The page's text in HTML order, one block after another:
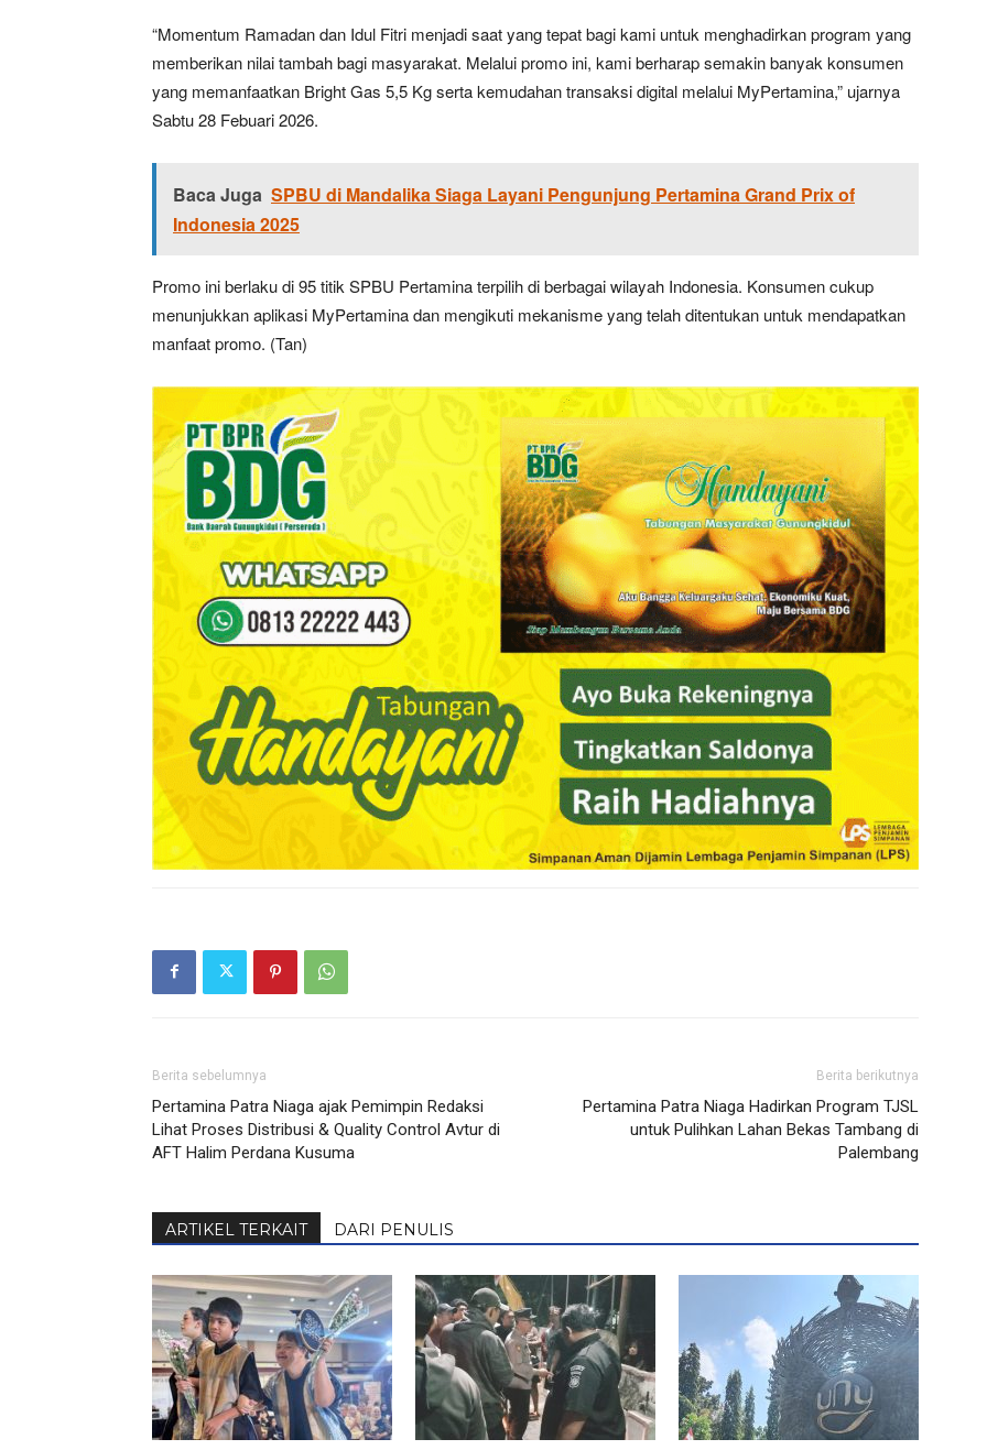
“Momentum Ramadan dan Idul Fitri menjadi saat yang tepat bagi kami untuk menghadirkan program yang
memberikan nilai tambah bagi masyarakat. Melalui promo ini, kami berharap semakin banyak konsumen
yang memanfaatkan Bright Gas 5,5 Kg serta kemudahan transaksi digital melalui MyPertamina,” ujarnya
Sabtu 28 Febuari 2026.
Baca Juga SPBU di Mandalika Siaga Layani Pengunjung Pertamina Grand Prix of
Indonesia 2025
Promo ini berlaku di 95 titik SPBU Pertamina terpilih di berbagai wilayah Indonesia. Konsumen cukup
menunjukkan aplikasi MyPertamina dan mengikuti mekanisme yang telah ditentukan untuk mendapatkan
manfaat promo. (Tan)
Berita sebelumnya
Pertamina Patra Niaga ajak Pemimpin Redaksi
Lihat Proses Distribusi & Quality Control Avtur di
AFT Halim Perdana Kusuma
Berita berikutnya
Pertamina Patra Niaga Hadirkan Program TJSL
untuk Pulihkan Lahan Bekas Tambang di
Palembang
ARTIKEL TERKAIT DARI PENULIS